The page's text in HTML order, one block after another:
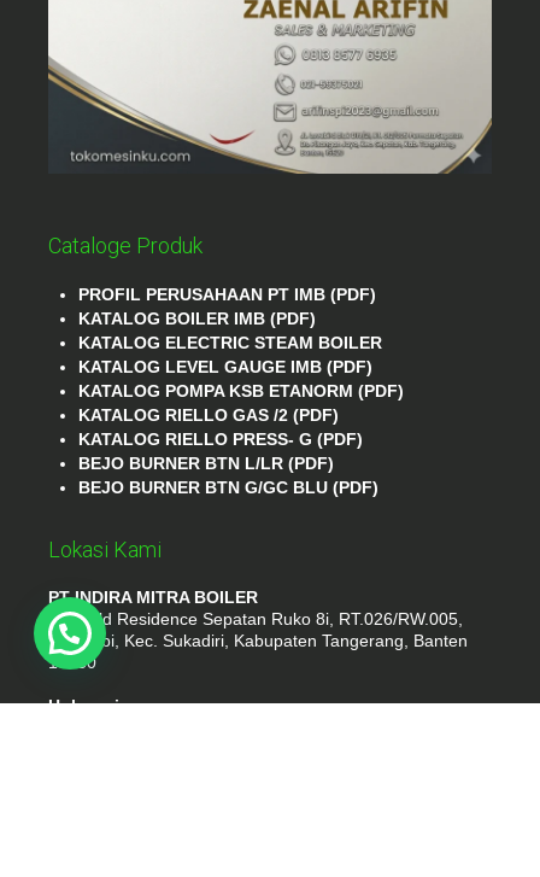
Cataloge Produk
PROFIL PERUSAHAAN PT IMB (PDF)
KATALOG BOILER IMB (PDF)
KATALOG ELECTRIC STEAM BOILER
KATALOG LEVEL GAUGE IMB (PDF)
KATALOG POMPA KSB ETANORM (PDF)
KATALOG RIELLO GAS /2 (PDF)
KATALOG RIELLO PRESS- G (PDF)
BEJO BURNER BTN L/LR (PDF)
BEJO BURNER BTN G/GC BLU (PDF)
Lokasi Kami
PT INDIRA MITRA BOILER
Emerald Residence Sepatan Ruko 8i, RT.026/RW.005,
Kosambi, Kec. Sukadiri, Kabupaten Tangerang, Banten
15530
Hubungi